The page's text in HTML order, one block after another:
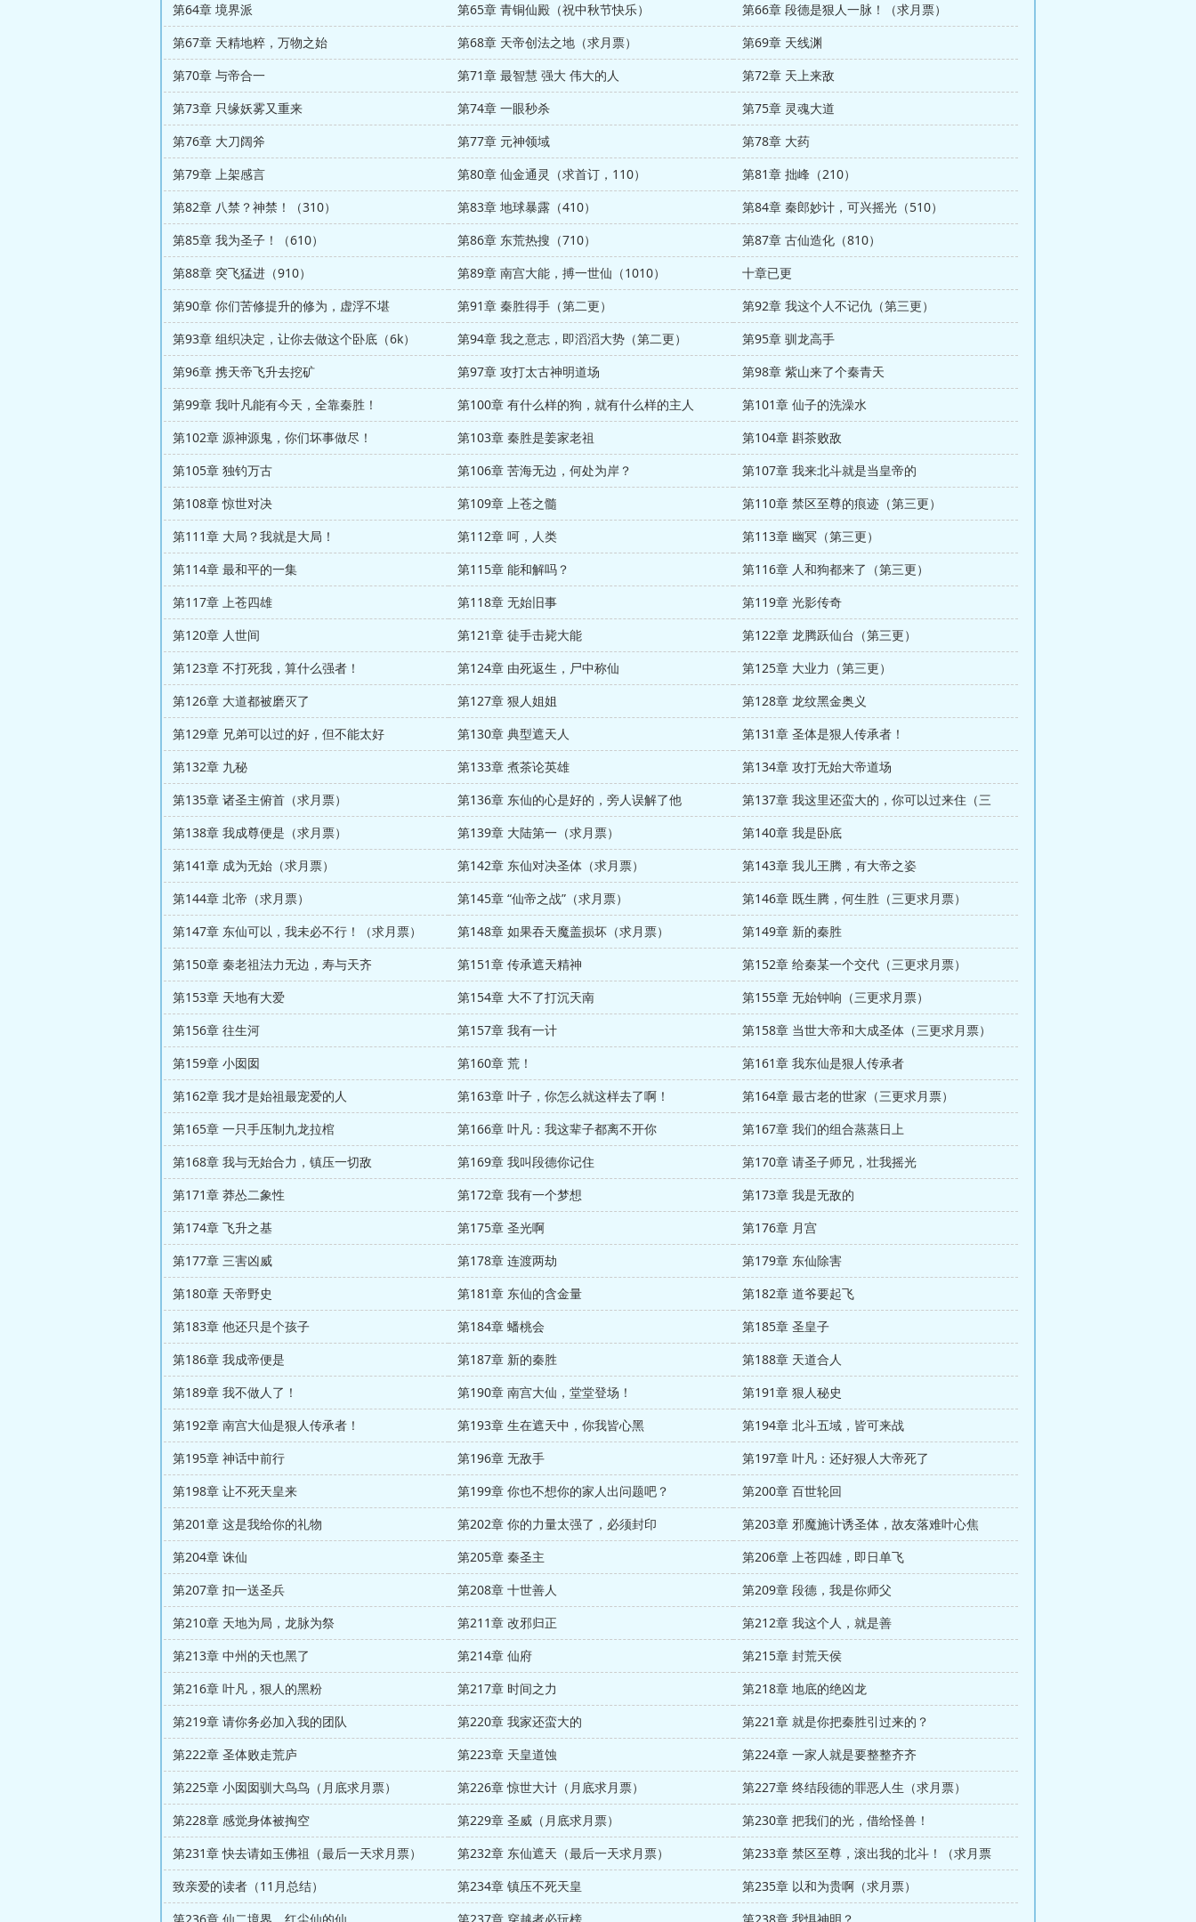
第64章 境界派
第65章 青铜仙殿（祝中秋节快乐）
第66章 段德是狠人一脉！（求月票）
第67章 天精地粹，万物之始
第68章 天帝创法之地（求月票）
第69章 天线渊
第70章 与帝合一
第71章 最智慧 强大 伟大的人
第72章 天上来敌
第73章 只缘妖雾又重来
第74章 一眼秒杀
第75章 灵魂大道
第76章 大刀阔斧
第77章 元神领域
第78章 大药
第79章 上架感言
第80章 仙金通灵（求首订，110）
第81章 拙峰（210）
第82章 八禁？神禁！（310）
第83章 地球暴露（410）
第84章 秦郎妙计，可兴摇光（510）
第85章 我为圣子！（610）
第86章 东荒热搜（710）
第87章 古仙造化（810）
第88章 突飞猛进（910）
第89章 南宫大能，搏一世仙（1010）
十章已更
第90章 你们苦修提升的修为，虚浮不堪
第91章 秦胜得手（第二更）
第92章 我这个人不记仇（第三更）
第93章 组织决定，让你去做这个卧底（6k）
第94章 我之意志，即滔滔大势（第二更）
第95章 驯龙高手
第96章 携天帝飞升去挖矿
第97章 攻打太古神明道场
第98章 紫山来了个秦青天
第99章 我叶凡能有今天，全靠秦胜！
第100章 有什么样的狗，就有什么样的主人
第101章 仙子的洗澡水
第102章 源神源鬼，你们坏事做尽！
第103章 秦胜是姜家老祖
第104章 斟茶败敌
第105章 独钓万古
第106章 苦海无边，何处为岸？
第107章 我来北斗就是当皇帝的
第108章 惊世对决
第109章 上苍之髓
第110章 禁区至尊的痕迹（第三更）
第111章 大局？我就是大局！
第112章 呵，人类
第113章 幽冥（第三更）
第114章 最和平的一集
第115章 能和解吗？
第116章 人和狗都来了（第三更）
第117章 上苍四雄
第118章 无始旧事
第119章 光影传奇
第120章 人世间
第121章 徒手击毙大能
第122章 龙腾跃仙台（第三更）
第123章 不打死我，算什么强者！
第124章 由死返生，尸中称仙
第125章 大业力（第三更）
第126章 大道都被磨灭了
第127章 狠人姐姐
第128章 龙纹黑金奥义
第129章 兄弟可以过的好，但不能太好
第130章 典型遮天人
第131章 圣体是狠人传承者！
第132章 九秘
第133章 煮茶论英雄
第134章 攻打无始大帝道场
第135章 诸圣主俯首（求月票）
第136章 东仙的心是好的，旁人误解了他
第137章 我这里还蛮大的，你可以过来住（三
第138章 我成尊便是（求月票）
第139章 大陆第一（求月票）
第140章 我是卧底
第141章 成为无始（求月票）
第142章 东仙对决圣体（求月票）
第143章 我儿王腾，有大帝之姿
第144章 北帝（求月票）
第145章 “仙帝之战”（求月票）
第146章 既生腾，何生胜（三更求月票）
第147章 东仙可以，我未必不行！（求月票）
第148章 如果吞天魔盖损坏（求月票）
第149章 新的秦胜
第150章 秦老祖法力无边，寿与天齐
第151章 传承遮天精神
第152章 给秦某一个交代（三更求月票）
第153章 天地有大爱
第154章 大不了打沉天南
第155章 无始钟响（三更求月票）
第156章 往生河
第157章 我有一计
第158章 当世大帝和大成圣体（三更求月票）
第159章 小囡囡
第160章 荒！
第161章 我东仙是狠人传承者
第162章 我才是始祖最宠爱的人
第163章 叶子，你怎么就这样去了啊！
第164章 最古老的世家（三更求月票）
第165章 一只手压制九龙拉棺
第166章 叶凡：我这辈子都离不开你
第167章 我们的组合蒸蒸日上
第168章 我与无始合力，镇压一切敌
第169章 我叫段德你记住
第170章 请圣子师兄，壮我摇光
第171章 莽怂二象性
第172章 我有一个梦想
第173章 我是无敌的
第174章 飞升之基
第175章 圣光啊
第176章 月宫
第177章 三害凶威
第178章 连渡两劫
第179章 东仙除害
第180章 天帝野史
第181章 东仙的含金量
第182章 道爷要起飞
第183章 他还只是个孩子
第184章 蟠桃会
第185章 圣皇子
第186章 我成帝便是
第187章 新的秦胜
第188章 天道合人
第189章 我不做人了！
第190章 南宫大仙，堂堂登场！
第191章 狠人秘史
第192章 南宫大仙是狠人传承者！
第193章 生在遮天中，你我皆心黑
第194章 北斗五域，皆可来战
第195章 神话中前行
第196章 无敌手
第197章 叶凡：还好狠人大帝死了
第198章 让不死天皇来
第199章 你也不想你的家人出问题吧？
第200章 百世轮回
第201章 这是我给你的礼物
第202章 你的力量太强了，必须封印
第203章 邪魔施计诱圣体，故友落难叶心焦
第204章 诛仙
第205章 秦圣主
第206章 上苍四雄，即日单飞
第207章 扣一送圣兵
第208章 十世善人
第209章 段德，我是你师父
第210章 天地为局，龙脉为祭
第211章 改邪归正
第212章 我这个人，就是善
第213章 中州的天也黑了
第214章 仙府
第215章 封荒天侯
第216章 叶凡，狠人的黑粉
第217章 时间之力
第218章 地底的绝凶龙
第219章 请你务必加入我的团队
第220章 我家还蛮大的
第221章 就是你把秦胜引过来的？
第222章 圣体败走荒庐
第223章 天皇道蚀
第224章 一家人就是要整整齐齐
第225章 小囡囡驯大鸟鸟（月底求月票）
第226章 惊世大计（月底求月票）
第227章 终结段德的罪恶人生（求月票）
第228章 感觉身体被掏空
第229章 圣威（月底求月票）
第230章 把我们的光，借给怪兽！
第231章 快去请如玉佛祖（最后一天求月票）
第232章 东仙遮天（最后一天求月票）
第233章 禁区至尊，滚出我的北斗！（求月票
致亲爱的读者（11月总结）
第234章 镇压不死天皇
第235章 以和为贵啊（求月票）